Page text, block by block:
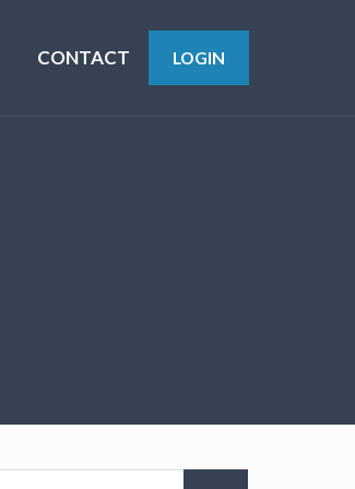
CONTACT LOGIN